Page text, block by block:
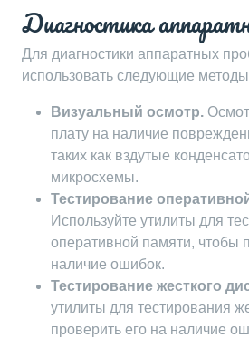
Диагностика
Для диагностики аппаратных
использовать следующие
Визуальный осмотр.
плату на наличие
таких как вздутые
микросхемы.
Тестирование
Используйте утилиты для
оперативной памяти, чтобы
наличие ошибок.
Тестирование жесткого
утилиты для тестирования
проверить его на наличие